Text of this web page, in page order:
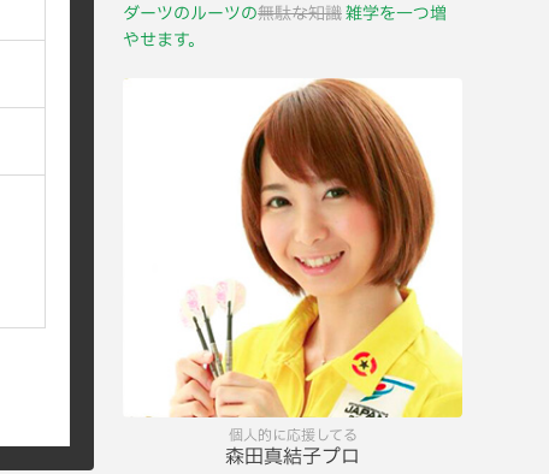
ダーツのルーツの無駄な知識雑学を一つ増
やせます。
個人的に応援してる
森田真結子プロ